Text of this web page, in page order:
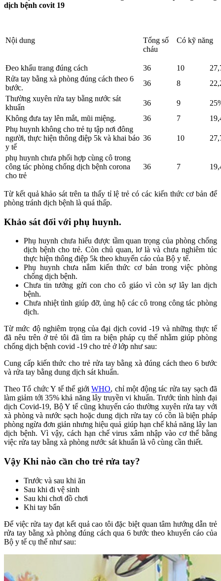
dịch bệnh covit 19
Nội dung
Tổng số
cháu
Có kỹ năng
Đeo khẩu trang đúng cách 36 10
Rửa tay bằng xà phòng đúng cách theo 6
bước.
36 8
Thường xuyên rửa tay bằng nước sát
khuẩn
36 9
Không đưa tay lên mắt, mũi miệng.
36 7
Phụ huynh không cho trẻ tụ tập nơi đông
người, thực hiện thông điệp 5k và khai báo
y tế
36 10
phụ huynh chưa phối hợp cùng cô trong
công tác phòng chống dịch bệnh corona
cho trẻ
36 7
Từ kết quả khảo sát trên ta thấy tỉ lệ trẻ có các kiến thức cơ bản để
phòng tránh dịch bệnh là quá thấp.
Khảo sát đối với phụ huynh.
Phụ huynh chưa hiểu được tầm quan trọng của phòng chống
dịch bệnh cho trẻ. Còn chủ quan, lơ là và chưa nghiêm túc
thực hiện thông điệp 5k theo khuyến cáo của Bộ y tế.
Phụ huynh chưa nắm kiến thức cơ bản trong việc phòng
chống dịch bệnh.
Chưa tin tưởng gửi con cho cô giáo vì còn sợ lây lan dịch
bệnh.
Chưa nhiệt tình giúp đỡ, ủng hộ các cô trong công tác phòng
dịch.
Từ mức độ nghiêm trọng của đại dịch covid -19 và những thực tế
đã nêu trên ở trẻ tôi đã tìm ra biện pháp cụ thể nhằm giúp phòng
chống dịch bệnh covid -19 cho trẻ ở lớp như sau:
Cung cấp kiến thức cho trẻ rửa tay bằng xà đúng cách theo 6 bước
và rửa tay bằng dung dịch sát khuẩn.
Theo Tổ chức Y tế thế giớiWHO, chỉ một động tác rửa tay sạch đã
làm giảm tới 35% khả năng lây truyền vi khuẩn. Trước tình hình đại
dịch Covid-19, Bộ Y tế cũng khuyến cáo thường xuyên rửa tay với
xà phòng và nước sạch hoặc dung dịch rửa tay có cồn là biện pháp
phòng ngừa đơn giản nhưng hiệu quả giúp hạn chế khả năng lây lan
dịch bệnh. Vì vậy, cách hạn chế virus xâm nhập vào cơ thể bằng
việc rửa tay bằng xà phòng nước sát khuẩn là vô cùng cần thiết.
Vậy Khi nào cần cho trẻ rửa tay?
Trước và sau khi ăn
Sau khi đi vệ sinh
Sau khi chơi đồ chơi
Khi tay bẩn
Để việc rửa tay đạt kết quả cao tôi đặc biệt quan tâm hướng dẫn trẻ
rửa tay bằng xà phòng đúng cách qua 6 bước theo khuyến cáo của
Bộ y tế cụ thể như sau: